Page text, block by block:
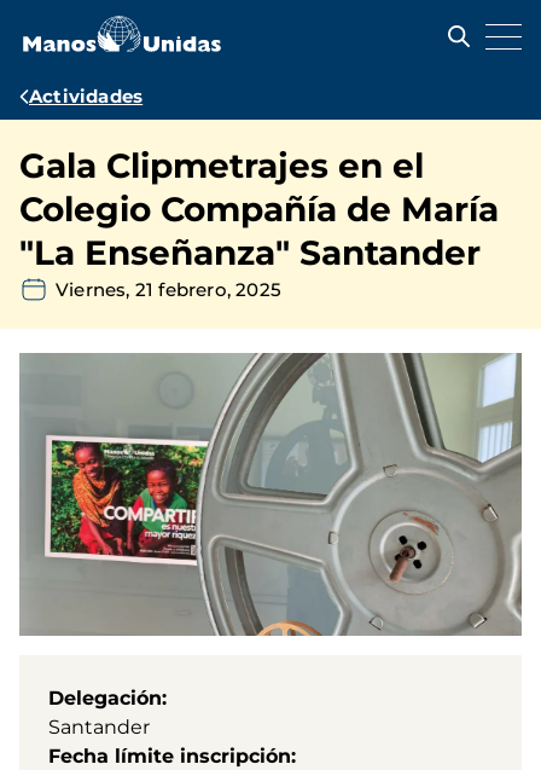
contenido
Ruta
navegación
Actividades
Gala Clipmetrajes en el
Colegio Compañía de María
"La Enseñanza" Santander
Viernes, 21 febrero, 2025
Delegación
Santander
Fecha límite inscripción